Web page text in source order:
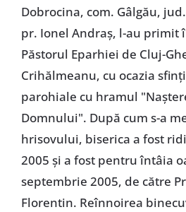
Dobrocina, com. Gâlgău,
pr. Ionel Andraș, l-au primit
Păstorul Eparhiei de Cluj-
Crihălmeanu, cu ocazia
parohiale cu hramul
Domnului". După cum s-a
hrisovului, biserica a fost
2005 și a fost pentru întâia
septembrie 2005, de către
Florentin. Reînnoirea